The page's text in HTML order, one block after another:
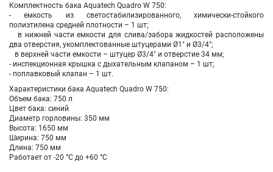
Комплектность бака Aquatech Quadro W 750:
- емкость из светостабилизированного, химически-стойкого
полиэтилена средней плотности – 1 шт;
в нижней части емкости для слива/забора жидкостей расположены
два отверстия, укомплектованные штуцерами Ø1" и Ø3/4";
в верхней части емкости – штуцер Ø3/4" и отверстие 34 мм;
- инспекционная крышка с дыхательным клапаном – 1 шт;
- поплавковый клапан – 1 шт.
Характеристики бака Aquatech Quadro W 750:
Объем бака: 750 л
Цвет бака: синий
Диаметр горловины: 350 мм
Высота: 1650 мм
Ширина: 750 мм
Длина: 750 мм
Работает от -20 °С до +60 °С